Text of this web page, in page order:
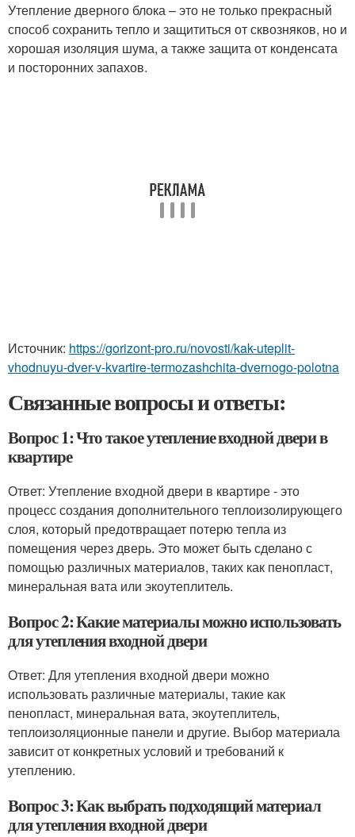
Утепление дверного блока – это не только прекрасный
способ сохранить тепло и защититься от сквозняков, но и
хорошая изоляция шума, а также защита от конденсата
и посторонних запахов.
Источник: https://gorizont-pro.ru/novosti/kak-uteplit-
vhodnuyu-dver-v-kvartire-termozashchita-dvernogo-polotna
Связанные вопросы и ответы:
Вопрос 1: Что такое утепление входной двери в
квартире
Ответ: Утепление входной двери в квартире - это
процесс создания дополнительного теплоизолирующего
слоя, который предотвращает потерю тепла из
помещения через дверь. Это может быть сделано с
помощью различных материалов, таких как пенопласт,
минеральная вата или экоутеплитель.
Вопрос 2: Какие материалы можно использовать
для утепления входной двери
Ответ: Для утепления входной двери можно
использовать различные материалы, такие как
пенопласт, минеральная вата, экоутеплитель,
теплоизоляционные панели и другие. Выбор материала
зависит от конкретных условий и требований к
утеплению.
Вопрос 3: Как выбрать подходящий материал
для утепления входной двери